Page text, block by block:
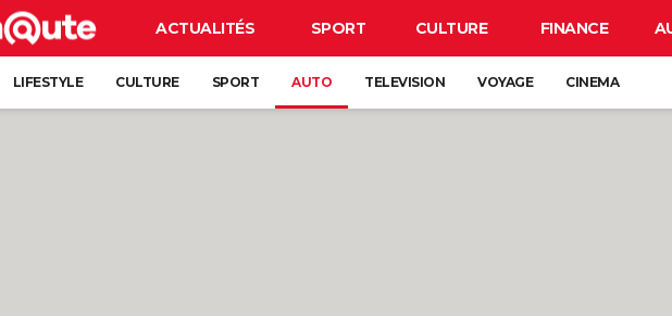
ACTUALITÉS SPORT CULTURE FINANCE
LIFESTYLE CULTURE SPORT AUTO TELEVISION VOYAGE CINEMA